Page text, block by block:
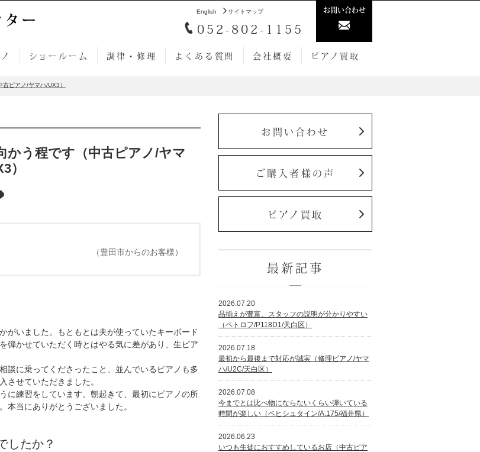
English サイトマップ
052-802-1155
お問い合わせ
ー
ショールーム 調律・修理 よくある質問 会社概要 ピアノ買取
ピアノ/ヤマハ/UX3）
かう程です（中古ピアノ/ヤマ
）
（豊田市からのお客様）
がいました。もともとは夫が使っていたキーボード
弾かせていただく時とはやる気に差があり、生ピア
談に乗ってくださったこと、並んでいるピアノも多
させていただきました。
に練習をしています。朝起きて、最初にピアノの所
本当にありがとうございました。
したか？
お問い合わせ
ご購入者様の声
ピアノ買取
最新記事
2026.07.20
品揃えが豊富、スタッフの説明が分かりやすい
（ペトロフ/P118D1/天白区）
2026.07.18
最初から最後まで対応が誠実（修理ピアノ/ヤマ
ハ/U2C/天白区）
2026.07.08
今までとは比べ物にならないくらい弾いている
時間が楽しい（ベヒシュタイン/A.175/福井県）
2026.06.23
いつも生徒におすすめしているお店（中古ピア